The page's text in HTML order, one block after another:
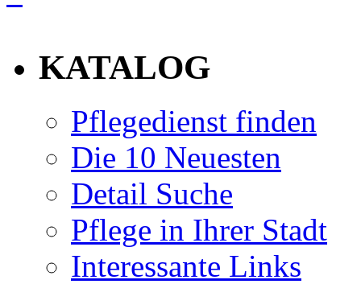
KATALOG
Pflegedienst finden
Die 10 Neuesten
Detail Suche
Pflege in Ihrer Stadt
Interessante Links